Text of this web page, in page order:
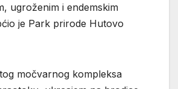
ugroženim i endemskim
je Park prirode Hutovo
močvarnog kompleksa